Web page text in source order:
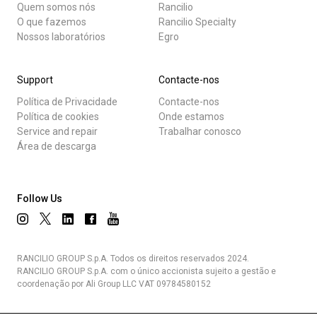
Quem somos nós
O que fazemos
Nossos laboratórios
Rancilio
Rancilio Specialty
Egro
Support
Política de Privacidade
Política de cookies
Service and repair
Área de descarga
Contacte-nos
Contacte-nos
Onde estamos
Trabalhar conosco
Follow Us
RANCILIO GROUP S.p.A. Todos os direitos reservados 2024.
RANCILIO GROUP S.p.A. com o único accionista sujeito a gestão e
coordenação por Ali Group LLC VAT 09784580152